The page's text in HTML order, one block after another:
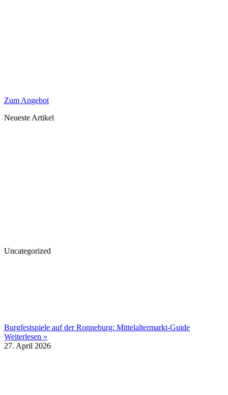
Zum Angebot
Neueste Artikel
Uncategorized
Burgfestspiele auf der Ronneburg: Mittelaltermarkt-Guide
Weiterlesen »
27. April 2026